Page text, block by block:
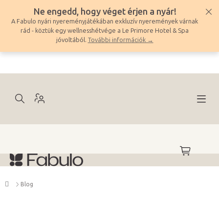
tartalomhoz
Ne engedd, hogy véget érjen a nyár!
A Fabulo nyári nyereményjátékában exkluzív nyeremények várnak
rád - köztük egy wellnesshétvége a Le Primore Hotel & Spa
jóvoltából. További információk →
KOSÁR
Kezdőlap
Blog